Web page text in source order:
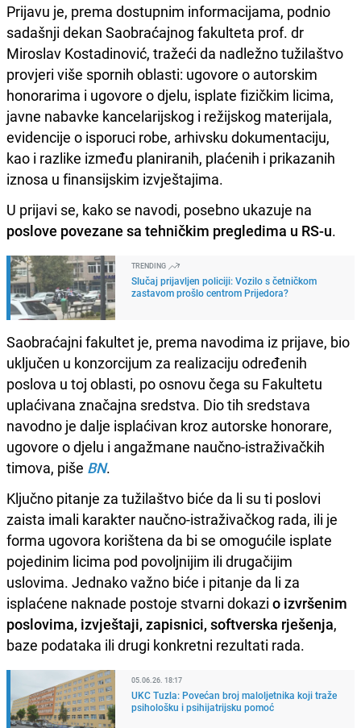
Prijavu je, prema dostupnim informacijama, podnio
sadašnji dekan Saobraćajnog fakulteta prof. dr
Miroslav Kostadinović, tražeći da nadležno tužilaštvo
provjeri više spornih oblasti: ugovore o autorskim
honorarima i ugovore o djelu, isplate fizičkim licima,
javne nabavke kancelarijskog i režijskog materijala,
evidencije o isporuci robe, arhivsku dokumentaciju,
kao i razlike između planiranih, plaćenih i prikazanih
iznosa u finansijskim izvještajima.
U prijavi se, kako se navodi, posebno ukazuje na
poslove povezane sa tehničkim pregledima u RS-u.
TRENDING
Slučaj prijavljen policiji: Vozilo s četničkom
zastavom prošlo centrom Prijedora?
Saobraćajni fakultet je, prema navodima iz prijave, bio
uključen u konzorcijum za realizaciju određenih
poslova u toj oblasti, po osnovu čega su Fakultetu
uplaćivana značajna sredstva. Dio tih sredstava
navodno je dalje isplaćivan kroz autorske honorare,
ugovore o djelu i angažmane naučno-istraživačkih
timova, piše BN.
Ključno pitanje za tužilaštvo biće da li su ti poslovi
zaista imali karakter naučno-istraživačkog rada, ili je
forma ugovora korištena da bi se omogućile isplate
pojedinim licima pod povoljnijim ili drugačijim
uslovima. Jednako važno biće i pitanje da li za
isplaćene naknade postoje stvarni dokazi o izvršenim
poslovima, izvještaji, zapisnici, softverska rješenja,
baze podataka ili drugi konkretni rezultati rada.
05.06.26. 18:17
UKC Tuzla: Povećan broj maloljetnika koji traže
psihološku i psihijatrijsku pomoć